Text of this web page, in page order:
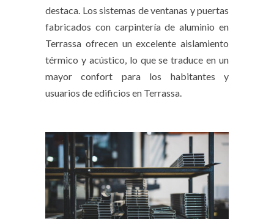
destaca. Los sistemas de ventanas y puertas
fabricados con carpintería de aluminio en
Terrassa ofrecen un excelente aislamiento
térmico y acústico, lo que se traduce en un
mayor confort para los habitantes y
usuarios de edificios en Terrassa.